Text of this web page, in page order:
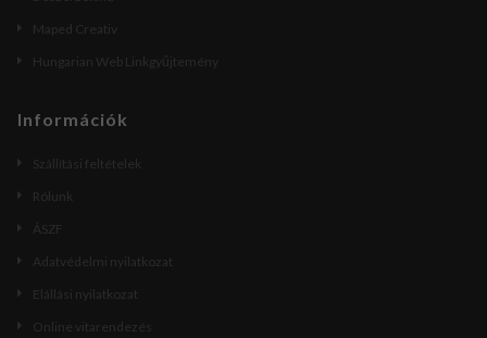
Maped Creativ
Hungarian Web Linkgyűjtemény
Információk
Szállítási feltételek
Rólunk
ÁSZF
Adatvédelmi nyilatkozat
Elállási nyilatkozat
Online vitarendezés